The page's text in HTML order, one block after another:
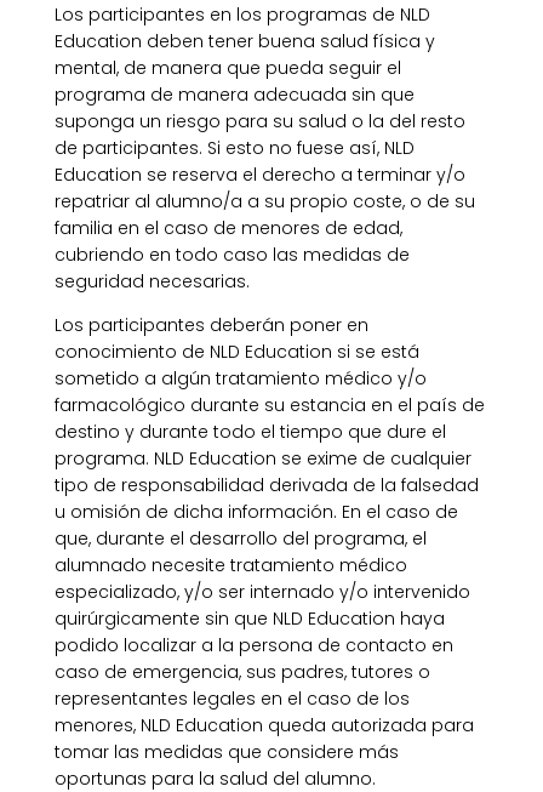
Los participantes en los programas de NLD
Education deben tener buena salud física y
mental, de manera que pueda seguir el
programa de manera adecuada sin que
suponga un riesgo para su salud o la del resto
de participantes. Si esto no fuese así, NLD
Education se reserva el derecho a terminar y/o
repatriar al alumno/a a su propio coste, o de su
familia en el caso de menores de edad,
cubriendo en todo caso las medidas de
seguridad necesarias.
Los participantes deberán poner en
conocimiento de NLD Education si se está
sometido a algún tratamiento médico y/o
farmacológico durante su estancia en el país de
destino y durante todo el tiempo que dure el
programa. NLD Education se exime de cualquier
tipo de responsabilidad derivada de la falsedad
u omisión de dicha información. En el caso de
que, durante el desarrollo del programa, el
alumnado necesite tratamiento médico
especializado, y/o ser internado y/o intervenido
quirúrgicamente sin que NLD Education haya
podido localizar a la persona de contacto en
caso de emergencia, sus padres, tutores o
representantes legales en el caso de los
menores, NLD Education queda autorizada para
tomar las medidas que considere más
oportunas para la salud del alumno.